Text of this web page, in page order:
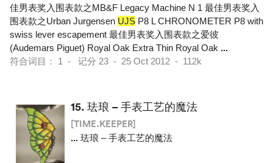
佳男表奖入围表款之MB&F Legacy Machine N 1 最佳男表奖入
围表款之Urban Jurgensen UJS P8 L CHRONOMETER P8 with
swiss lever escapement 最佳男表奖入围表款之爱彼
(Audemars Piguet) Royal Oak Extra Thin Royal Oak ...
符合词目： 1 - 记分 23 - 25 Oct 2012 - 112k
15. 珐琅 – 手表工艺的魔法
[TIME.KEEPER]
... 珐琅 – 手表工艺的魔法